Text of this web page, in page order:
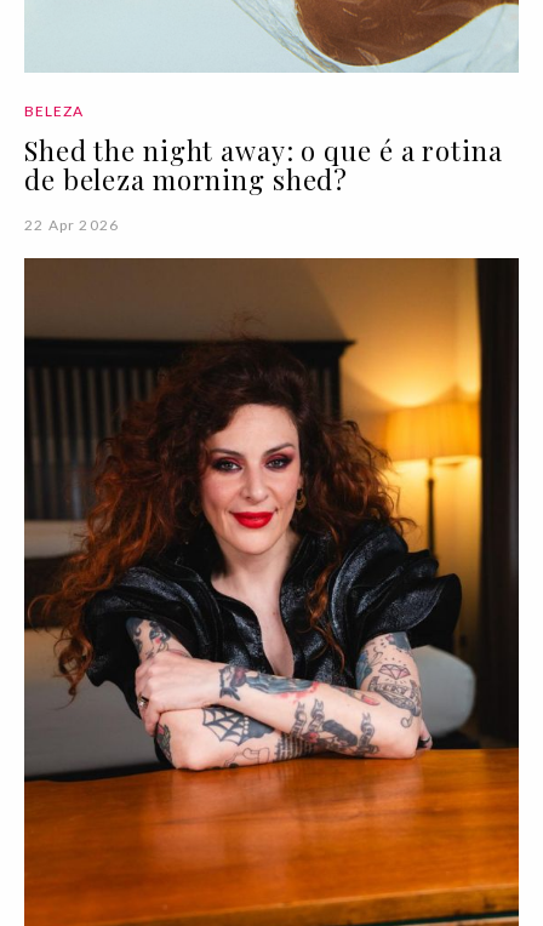
BELEZA
Shed the night away: o que é a rotina
de beleza morning shed?
22 Apr 2026